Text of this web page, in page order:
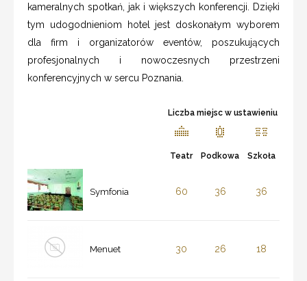
kameralnych spotkań, jak i większych konferencji. Dzięki
tym udogodnieniom hotel jest doskonałym wyborem
dla firm i organizatorów eventów, poszukujących
profesjonalnych i nowoczesnych przestrzeni
konferencyjnych w sercu Poznania.
Liczba miejsc w ustawieniu
Teatr Podkowa Szkoła
Symfonia 60 36 36
Menuet 30 26 18